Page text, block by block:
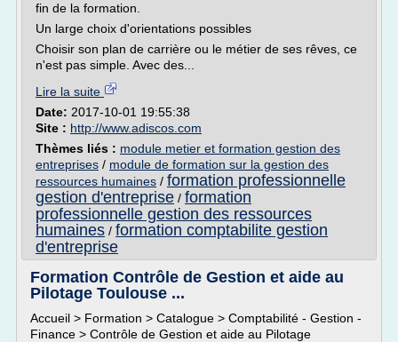
fin de la formation.
Un large choix d'orientations possibles
Choisir son plan de carrière ou le métier de ses rêves, ce
n'est pas simple. Avec des...
Lire la suite
Date: 2017-10-01 19:55:38
Site : http://www.adiscos.com
Thèmes liés : module metier et formation gestion des
entreprises / module de formation sur la gestion des
ressources humaines / formation professionnelle
gestion d'entreprise / formation
professionnelle gestion des ressources
humaines / formation comptabilite gestion
d'entreprise
Formation Contrôle de Gestion et aide au
Pilotage Toulouse ...
Accueil > Formation > Catalogue > Comptabilité - Gestion -
Finance > Contrôle de Gestion et aide au Pilotage